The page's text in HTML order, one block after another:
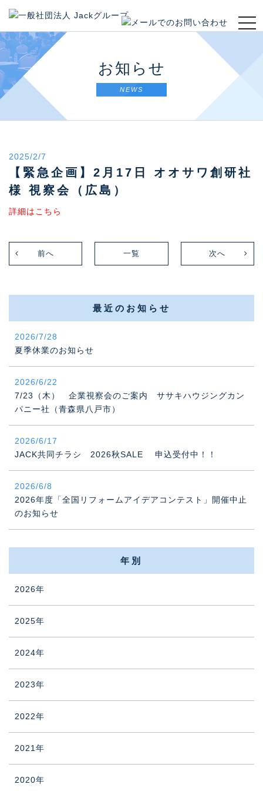
t
o
v
t
お知らせ
NEWS
2025/2/7
【緊急企画】2月17日 オオサワ創研社
様 視察会（広島）
詳細はこちら
前へ 次へ
一覧
最近のお知らせ
2026/7/28
夏季休業のお知らせ
2026/6/22
7/23（木） 企業視察会のご案内 ササキハウジングカン
パニー社（青森県八戸市）
2026/6/17
JACK共同チラシ 2026秋SALE 申込受付中！！
2026/6/8
2026年度「全国リフォームアイデアコンテスト」開催中止
のお知らせ
年別
2026年
2025年
2024年
2023年
2022年
2021年
2020年